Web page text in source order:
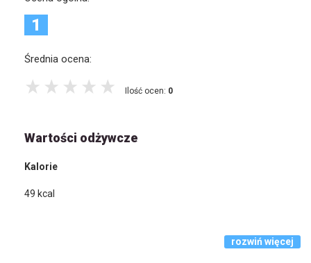
1
Średnia ocena:
Ilość ocen: 0
Wartości odżywcze
Kalorie
49 kcal
rozwiń więcej